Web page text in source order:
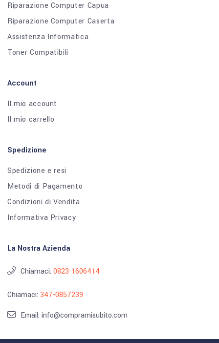
Riparazione Computer Capua
Riparazione Computer Caserta
Assistenza Informatica
Toner Compatibili
Account
Il mio account
Il mio carrello
Spedizione
Spedizione e resi
Metodi di Pagamento
Condizioni di Vendita
Informativa Privacy
La Nostra Azienda
Chiamaci: 0823-1606414
Chiamaci: 347-0857239
Email: info@compramisubito.com